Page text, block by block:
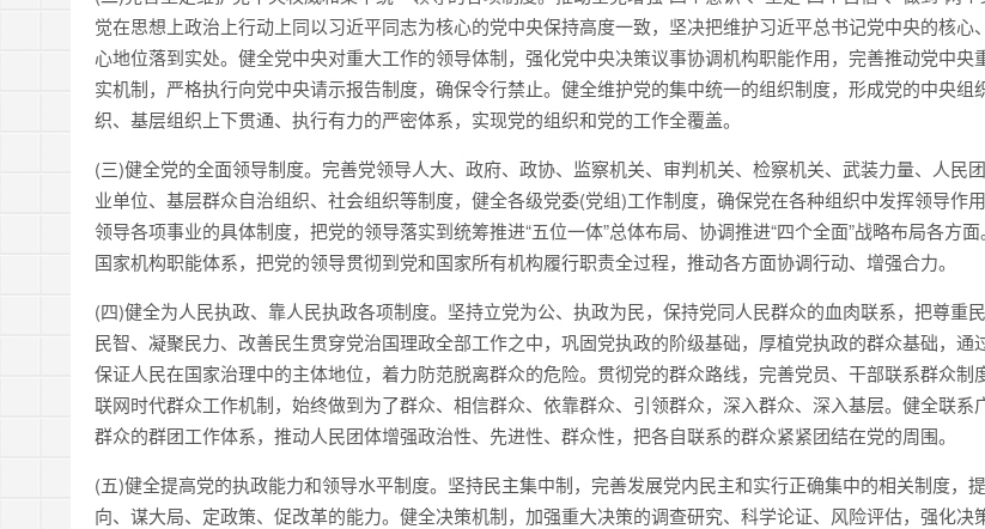
觉在思想上政治上行动上同以习近平同志为核心的党中央保持高度一致，坚决把维护习近平总书记党中央的核心
心地位落到实处。健全党中央对重大工作的领导体制，强化党中央决策议事协调机构职能作用，完善推动党中央
实机制，严格执行向党中央请示报告制度，确保令行禁止。健全维护党的集中统一的组织制度，形成党的中央组
织、基层组织上下贯通、执行有力的严密体系，实现党的组织和党的工作全覆盖。
(三)健全党的全面领导制度。完善党领导人大、政府、政协、监察机关、审判机关、检察机关、武装力量、人民
业单位、基层群众自治组织、社会组织等制度，健全各级党委(党组)工作制度，确保党在各种组织中发挥领导作
领导各项事业的具体制度，把党的领导落实到统筹推进“五位一体”总体布局、协调推进“四个全面”战略布局各方
国家机构职能体系，把党的领导贯彻到党和国家所有机构履行职责全过程，推动各方面协调行动、增强合力。
(四)健全为人民执政、靠人民执政各项制度。坚持立党为公、执政为民，保持党同人民群众的血肉联系，把尊重
民智、凝聚民力、改善民生贯穿党治国理政全部工作之中，巩固党执政的阶级基础，厚植党执政的群众基础，通
保证人民在国家治理中的主体地位，着力防范脱离群众的危险。贯彻党的群众路线，完善党员、干部联系群众制
联网时代群众工作机制，始终做到为了群众、相信群众、依靠群众、引领群众，深入群众、深入基层。健全联系
群众的群团工作体系，推动人民团体增强政治性、先进性、群众性，把各自联系的群众紧紧团结在党的周围。
(五)健全提高党的执政能力和领导水平制度。坚持民主集中制，完善发展党内民主和实行正确集中的相关制度，
向、谋大局、定政策、促改革的能力。健全决策机制，加强重大决策的调查研究、科学论证、风险评估，强化决